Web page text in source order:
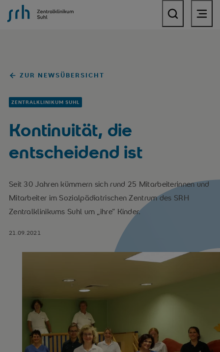
SRH Zentralklinikum Suhl
ZUR NEWSÜBERSICHT
ZENTRALKLINIKUM SUHL
Kontinuität, die
entscheidend ist
Seit 30 Jahren kümmern sich rund 25 Mitarbeiterinnen und
Mitarbeiter im Sozialpädiatrischen Zentrum des SRH
Zentralklinikums Suhl um „ihre“ Kinder.
21.09.2021